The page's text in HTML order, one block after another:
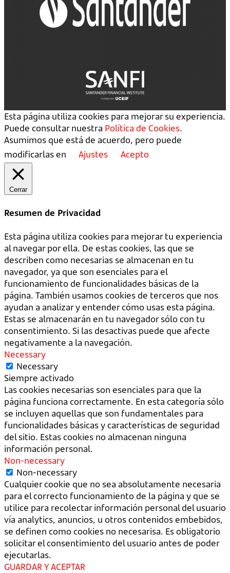
Esta página utiliza cookies para mejorar su experiencia.
Puede consultar nuestra Política de Cookies.
Asumimos que está de acuerdo, pero puede
modificarlas en
Ajustes Acepto
Cerrar
Resumen de Privacidad
Esta página utiliza cookies para mejorar tu experiencia
al navegar por ella. De estas cookies, las que se
describen como necesarias se almacenan en tu
navegador, ya que son esenciales para el
funcionamiento de funcionalidades básicas de la
página. También usamos cookies de terceros que nos
ayudan a analizar y entender cómo usas esta página.
Estas se almacenarán en tu navegador sólo con tu
consentimiento. Si las desactivas puede que afecte
negativamente a la navegación.
Necessary
Necessary
Siempre activado
Las cookies necesarias son esenciales para que la
página funciona correctamente. En esta categoría sólo
se incluyen aquellas que son fundamentales para
funcionalidades básicas y características de seguridad
del sitio. Estas cookies no almacenan ninguna
información personal.
Non-necessary
Non-necessary
Cualquier cookie que no sea absolutamente necesaria
para el correcto funcionamiento de la página y que se
utilice para recolectar información personal del usuario
vía analytics, anuncios, u otros contenidos embebidos,
se definen como cookies no necesarisa. Es obligatorio
solicitar el consentimiento del usuario antes de poder
ejecutarlas.
GUARDAR Y ACEPTAR